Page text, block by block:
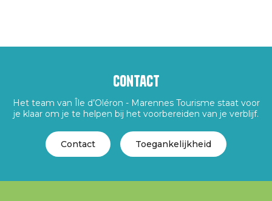
Contact
Het team van Île d’Oléron - Marennes Tourisme staat voor
je klaar om je te helpen bij het voorbereiden van je verblijf.
Contact Toegankelijkheid